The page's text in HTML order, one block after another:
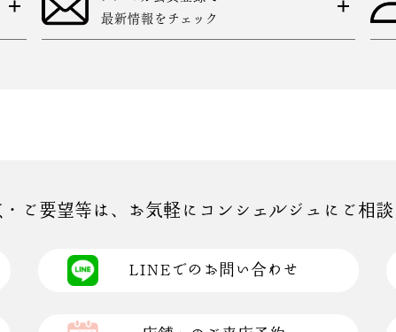
最新情報をチェック
ご要望等は、お気軽にコンシェルジュにご相談
LINEでのお問い合わせ